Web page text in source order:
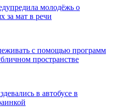
молодёжь о
за мат в речи
с помощью программ
пространстве
в автобусе в